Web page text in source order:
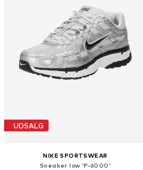
UDSALG
NIKE SPORTSWEAR
Sneaker low 'P-6000'